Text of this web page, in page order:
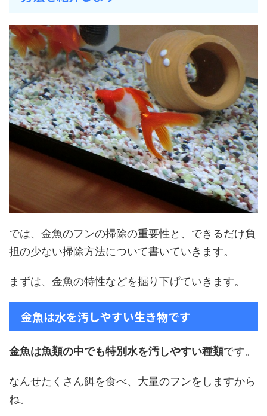
では、金魚のフンの掃除の重要性と、できるだけ負
担の少ない掃除方法について書いていきます。
まずは、金魚の特性などを掘り下げていきます。
金魚は水を汚しやすい生き物です
金魚は魚類の中でも特別水を汚しやすい種類です。
なんせたくさん餌を食べ、大量のフンをしますから
ね。